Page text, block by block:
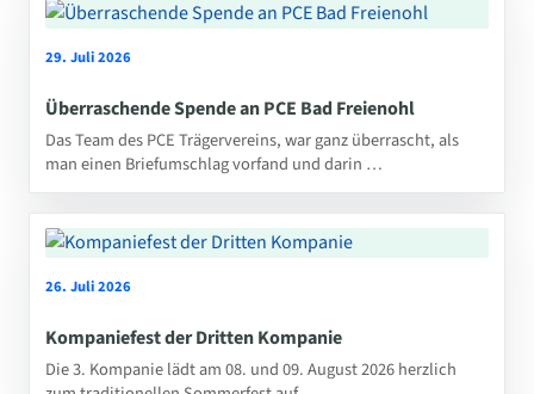
29. Juli 2026
Überraschende Spende an PCE Bad Freienohl
Das Team des PCE Trägervereins, war ganz überrascht, als
man einen Briefumschlag vorfand und darin …
26. Juli 2026
Kompaniefest der Dritten Kompanie
Die 3. Kompanie lädt am 08. und 09. August 2026 herzlich